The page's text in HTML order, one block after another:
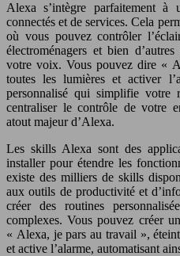
Alexa s’intègre parfaitement à
connectés et de services. Cela
où vous pouvez contrôler
électroménagers et bien
votre voix. Vous pouvez dire «
toutes les lumières et activer
personnalisé qui simplifie votre
centraliser le contrôle de votre
atout majeur d’Alexa.
Les skills Alexa sont des
installer pour étendre les
existe des milliers de skills
aux outils de productivité et
créer des routines
complexes. Vous pouvez créer
« Alexa, je pars au travail »,
et active l’alarme, automatisant